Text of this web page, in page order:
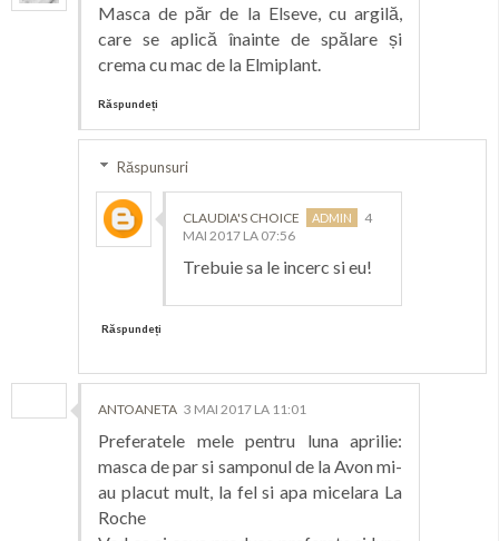
Masca de păr de la Elseve, cu argilă,
care se aplică înainte de spălare și
crema cu mac de la Elmiplant.
Răspundeți
Răspunsuri
CLAUDIA'S CHOICE
4
MAI 2017 LA 07:56
Trebuie sa le incerc si eu!
Răspundeți
ANTOANETA 3 MAI 2017 LA 11:01
Preferatele mele pentru luna aprilie:
masca de par si samponul de la Avon mi-
au placut mult, la fel si apa micelara La
Roche